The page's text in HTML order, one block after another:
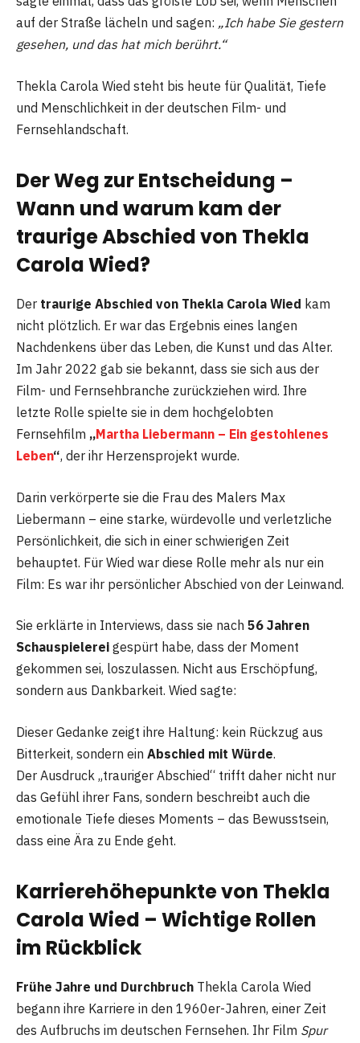
auf der Straße lächeln und sagen: „Ich habe Sie gestern
gesehen, und das hat mich berührt.“
Thekla Carola Wied steht bis heute für Qualität, Tiefe
und Menschlichkeit in der deutschen Film- und
Fernsehlandschaft.
Der Weg zur Entscheidung –
Wann und warum kam der
traurige Abschied von Thekla
Carola Wied?
Der traurige Abschied von Thekla Carola Wied kam
nicht plötzlich. Er war das Ergebnis eines langen
Nachdenkens über das Leben, die Kunst und das Alter.
Im Jahr 2022 gab sie bekannt, dass sie sich aus der
Film- und Fernsehbranche zurückziehen wird. Ihre
letzte Rolle spielte sie in dem hochgelobten
Fernsehfilm „Martha Liebermann – Ein gestohlenes
Leben“, der ihr Herzensprojekt wurde.
Darin verkörperte sie die Frau des Malers Max
Liebermann – eine starke, würdevolle und verletzliche
Persönlichkeit, die sich in einer schwierigen Zeit
behauptet. Für Wied war diese Rolle mehr als nur ein
Film: Es war ihr persönlicher Abschied von der Leinwand.
Sie erklärte in Interviews, dass sie nach 56 Jahren
Schauspielerei gespürt habe, dass der Moment
gekommen sei, loszulassen. Nicht aus Erschöpfung,
sondern aus Dankbarkeit. Wied sagte:
Dieser Gedanke zeigt ihre Haltung: kein Rückzug aus
Bitterkeit, sondern ein Abschied mit Würde.
Der Ausdruck „trauriger Abschied“ trifft daher nicht nur
das Gefühl ihrer Fans, sondern beschreibt auch die
emotionale Tiefe dieses Moments – das Bewusstsein,
dass eine Ära zu Ende geht.
Karrierehöhepunkte von Thekla
Carola Wied – Wichtige Rollen
im Rückblick
Frühe Jahre und Durchbruch Thekla Carola Wied
begann ihre Karriere in den 1960er-Jahren, einer Zeit
des Aufbruchs im deutschen Fernsehen. Ihr Film Spur